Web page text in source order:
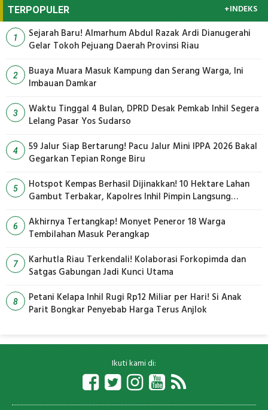
TERPOPULER +INDEKS
1
Sejarah Baru! Almarhum Abdul Razak Ardi Dianugerahi
Gelar Tokoh Pejuang Daerah Provinsi Riau
2
Buaya Muara Masuk Kampung dan Serang Warga, Ini
Imbauan Damkar
3
Waktu Tinggal 4 Bulan, DPRD Desak Pemkab Inhil Segera
Lelang Pasar Yos Sudarso
4
59 Jalur Siap Bertarung! Pacu Jalur Mini IPPA 2026 Bakal
Gegarkan Tepian Ronge Biru
5
Hotspot Kempas Berhasil Dijinakkan! 10 Hektare Lahan
Gambut Terbakar, Kapolres Inhil Pimpin Langsung
6
Akhirnya Tertangkap! Monyet Peneror 18 Warga
Tembilahan Masuk Perangkap
7
Karhutla Riau Terkendali! Kolaborasi Forkopimda dan
Satgas Gabungan Jadi Kunci Utama
8
Petani Kelapa Inhil Rugi Rp12 Miliar per Hari! Si Anak
Parit Bongkar Penyebab Harga Terus Anjlok
Ikuti kami di: